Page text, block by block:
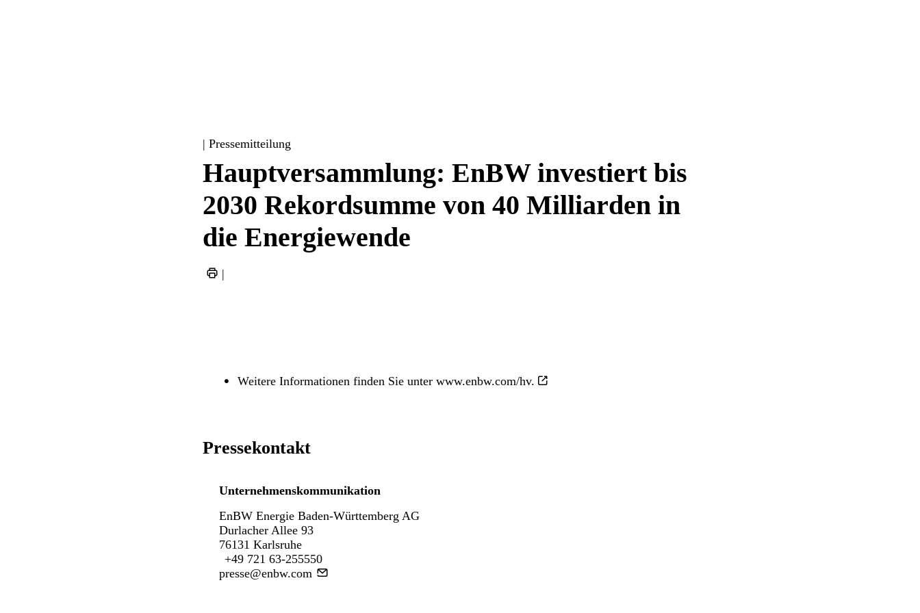
| Pressemitteilung
Hauptversammlung: EnBW investiert bis
2030 Rekordsumme von 40 Milliarden in
die Energiewende
|
Weitere Informationen finden Sie unter www.enbw.com/hv.
Pressekontakt
Unternehmenskommunikation
EnBW Energie Baden-Württemberg AG
Durlacher Allee 93
76131 Karlsruhe
+49 721 63-255550
presse@enbw.com